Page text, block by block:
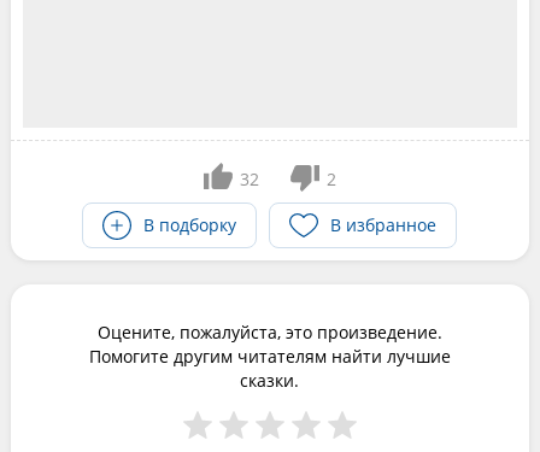
32
2
В подборку
В избранное
Оцените, пожалуйста, это произведение.
Помогите другим читателям найти лучшие
сказки.